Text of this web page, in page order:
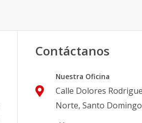
Contáctanos
Nuestra Oficina
Calle Dolores
Norte, Santo